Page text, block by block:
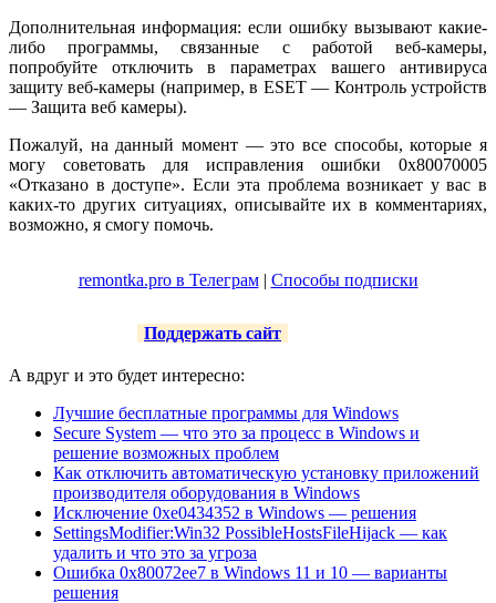
Дополнительная информация: если ошибку вызывают какие-
либо программы, связанные с работой веб-камеры,
попробуйте отключить в параметрах вашего антивируса
защиту веб-камеры (например, в ESET — Контроль устройств
— Защита веб камеры).
Пожалуй, на данный момент — это все способы, которые я
могу советовать для исправления ошибки 0x80070005
«Отказано в доступе». Если эта проблема возникает у вас в
каких-то других ситуациях, описывайте их в комментариях,
возможно, я смогу помочь.
remontka.pro в Телеграм| Способы подписки
Поддержать сайт
А вдруг и это будет интересно:
Лучшие бесплатные программы для Windows
Secure System — что это за процесс в Windows и
решение возможных проблем
Как отключить автоматическую установку приложений
производителя оборудования в Windows
Исключение 0xe0434352 в Windows — решения
SettingsModifier:Win32 PossibleHostsFileHijack — как
удалить и что это за угроза
Ошибка 0x80072ee7 в Windows 11 и 10 — варианты
решения